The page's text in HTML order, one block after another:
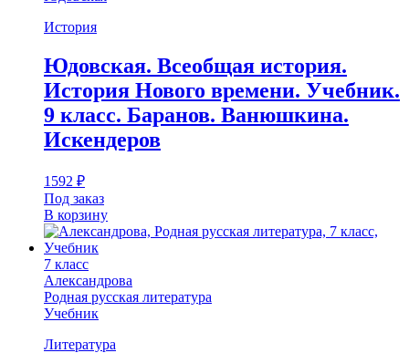
История
Юдовская. Всеобщая история.
История Нового времени. Учебник.
9 класс. Баранов. Ванюшкина.
Искендеров
1592 ₽
Под заказ
В корзину
7 класс
Александрова
Родная русская литература
Учебник
Литература